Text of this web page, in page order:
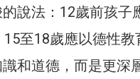
說法：12歲前孩子
至18歲應以德性
和道德，而是更深